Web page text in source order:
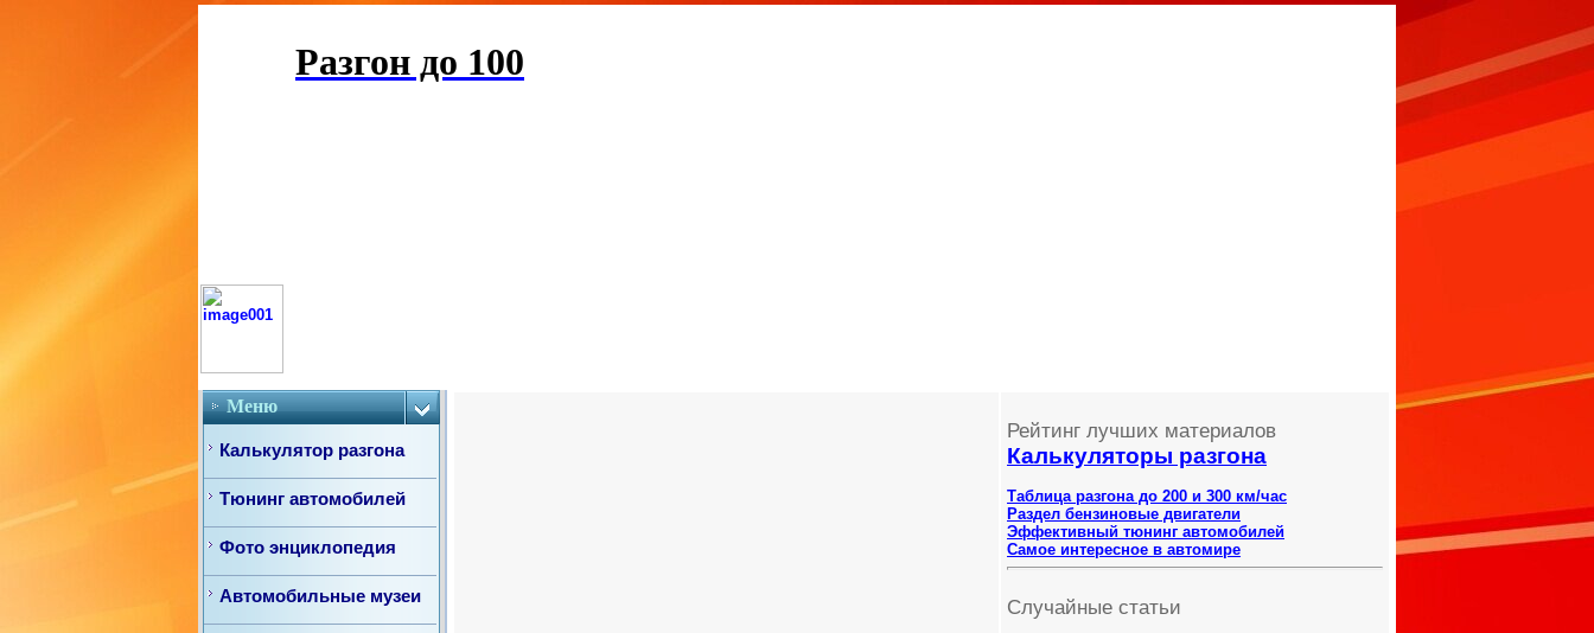
Разгон до 100
Меню
Калькулятор разгона
Тюнинг автомобилей
Фото энциклопедия
Автомобильные музеи
Рейтинг лучших материалов
Калькуляторы разгона
Таблица разгона до 200 и 300 км/час
Раздел бензиновые двигатели
Эффективный тюнинг автомобилей
Самое интересное в автомире
Случайные статьи